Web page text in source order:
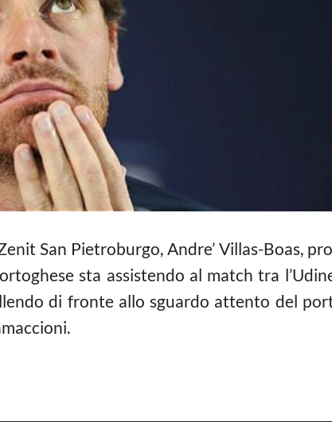
San Pietroburgo, Andre’ Villas-Boas,
sta assistendo al match tra
di fronte allo sguardo attento del